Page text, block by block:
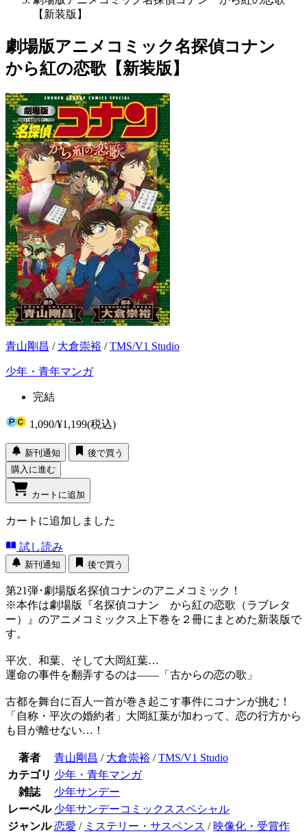
【新装版】
劇場版アニメコミック名探偵コナン
から紅の恋歌【新装版】
青山剛昌 / 大倉崇裕 /TMS/V1 Studio
少年・青年マンガ
完結
1,090/¥1,199(税込)
新刊通知
後で買う
購入に進む
カートに追加
カートに追加しました
試し読み
新刊通知 後で買う
第21弾･劇場版名探偵コナンのアニメコミック！
※本作は劇場版『名探偵コナン から紅の恋歌（ラブレタ
ー）』のアニメコミックス上下巻を２冊にまとめた新装版で
す。
平次、和葉、そして大岡紅葉…
運命の事件を翻弄するのは――「古からの恋の歌」
古都を舞台に百人一首が巻き起こす事件にコナンが挑む！
「自称・平次の婚約者」大岡紅葉が加わって、恋の行方から
も目が離せない…！
著者 青山剛昌 / 大倉崇裕 /TMS/V1 Studio
カテゴリ 少年・青年マンガ
雑誌
少年サンデー
レーベル 少年サンデーコミックススペシャル
ジャンル 恋愛 / ミステリー・サスペンス / 映像化・受賞作